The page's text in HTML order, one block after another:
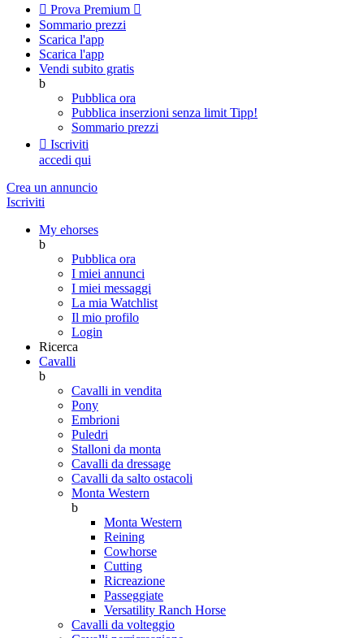
 Prova Premium 
Sommario prezzi
Scarica l'app
Scarica l'app
Vendi subito gratis
b
Pubblica ora
Pubblica inserzioni senza limit Tipp!
Sommario prezzi
 Iscriviti
accedi qui
Crea un annuncio
Iscriviti
My ehorses
b
Pubblica ora
I miei annunci
I miei messaggi
La mia Watchlist
Il mio profilo
Login
Ricerca
Cavalli
b
Cavalli in vendita
Pony
Embrioni
Puledri
Stalloni da monta
Cavalli da dressage
Cavalli da salto ostacoli
Monta Western
b
Monta Western
Reining
Cowhorse
Cutting
Ricreazione
Passeggiate
Versatility Ranch Horse
Cavalli da volteggio